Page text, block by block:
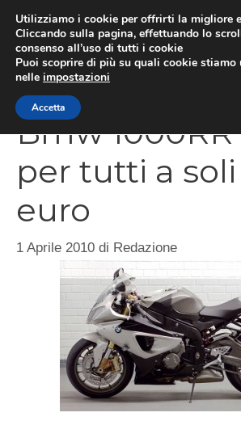
contenuto
Bmw
per tutti a soli
euro
1 Aprile 2010 di Redazione
Utilizziamo i cookie per offrirti la migliore
Cliccando sulla pagina, effettuando lo
consenso all’uso di tutti i cookie
Puoi scoprire di più su quali cookie
nelle impostazioni
Accetta